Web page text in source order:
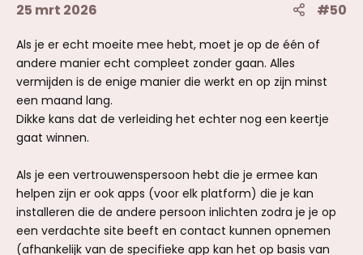
25 mrt 2026 #50
Als je er echt moeite mee hebt, moet je op de één of
andere manier echt compleet zonder gaan. Alles
vermijden is de enige manier die werkt en op zijn minst
een maand lang.
Dikke kans dat de verleiding het echter nog een keertje
gaat winnen.
Als je een vertrouwenspersoon hebt die je ermee kan
helpen zijn er ook apps (voor elk platform) die je kan
installeren die de andere persoon inlichten zodra je je op
een verdachte site beeft en contact kunnen opnemen
(afhankelijk van de specifieke app kan het op basis van